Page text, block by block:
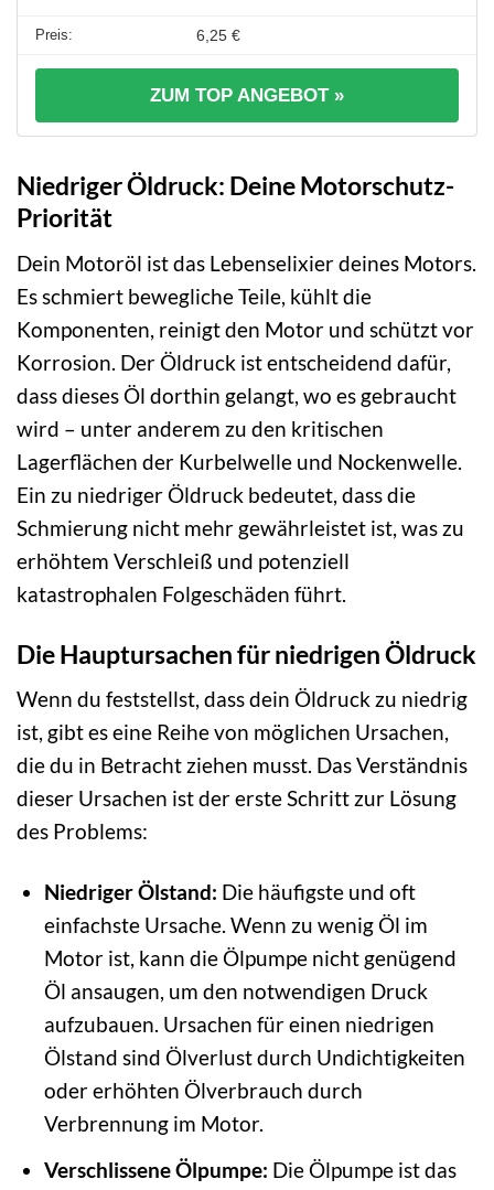
6,25 €
ZUM TOP ANGEBOT »
Niedriger Öldruck: Deine Motorschutz-
Priorität
Dein Motoröl ist das Lebenselixier deines Motors.
Es schmiert bewegliche Teile, kühlt die
Komponenten, reinigt den Motor und schützt vor
Korrosion. Der Öldruck ist entscheidend dafür,
dass dieses Öl dorthin gelangt, wo es gebraucht
wird – unter anderem zu den kritischen
Lagerflächen der Kurbelwelle und Nockenwelle.
Ein zu niedriger Öldruck bedeutet, dass die
Schmierung nicht mehr gewährleistet ist, was zu
erhöhtem Verschleiß und potenziell
katastrophalen Folgeschäden führt.
Die Hauptursachen für niedrigen Öldruck
Wenn du feststellst, dass dein Öldruck zu niedrig
ist, gibt es eine Reihe von möglichen Ursachen,
die du in Betracht ziehen musst. Das Verständnis
dieser Ursachen ist der erste Schritt zur Lösung
des Problems:
Niedriger Ölstand: Die häufigste und oft
einfachste Ursache. Wenn zu wenig Öl im
Motor ist, kann die Ölpumpe nicht genügend
Öl ansaugen, um den notwendigen Druck
aufzubauen. Ursachen für einen niedrigen
Ölstand sind Ölverlust durch Undichtigkeiten
oder erhöhten Ölverbrauch durch
Verbrennung im Motor.
Verschlissene Ölpumpe: Die Ölpumpe ist das